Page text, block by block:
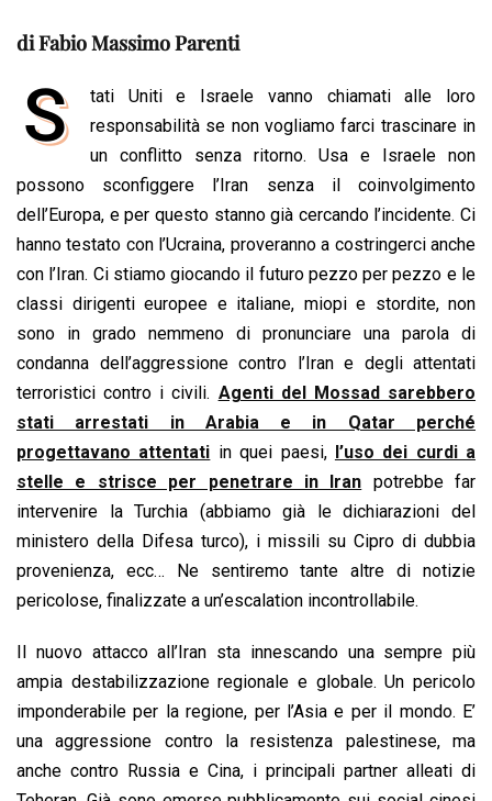
c
b
o
o
k
a
s
A
p
p
n
e
d
I
n
r
a
d
s
a
l
L
i
n
k
t
di Fabio Massimo Parenti
S
tati Uniti e Israele vanno chiamati alle loro
responsabilità se non vogliamo farci trascinare in
un conflitto senza ritorno. Usa e Israele non
possono sconfiggere l’Iran senza il coinvolgimento
dell’Europa, e per questo stanno già cercando l’incidente. Ci
hanno testato con l’Ucraina, proveranno a costringerci anche
con l’Iran. Ci stiamo giocando il futuro pezzo per pezzo e le
classi dirigenti europee e italiane, miopi e stordite, non
sono in grado nemmeno di pronunciare una parola di
condanna dell’aggressione contro l’Iran e degli attentati
terroristici contro i civili. Agenti del Mossad sarebbero
stati arrestati in Arabia e in Qatar perché
progettavano attentati in quei paesi, l’uso dei curdi a
stelle e strisce per penetrare in Iran potrebbe far
intervenire la Turchia (abbiamo già le dichiarazioni del
ministero della Difesa turco), i missili su Cipro di dubbia
provenienza, ecc… Ne sentiremo tante altre di notizie
pericolose, finalizzate a un’escalation incontrollabile.
Il nuovo attacco all’Iran sta innescando una sempre più
ampia destabilizzazione regionale e globale. Un pericolo
imponderabile per la regione, per l’Asia e per il mondo. E’
una aggressione contro la resistenza palestinese, ma
anche contro Russia e Cina, i principali partner alleati di